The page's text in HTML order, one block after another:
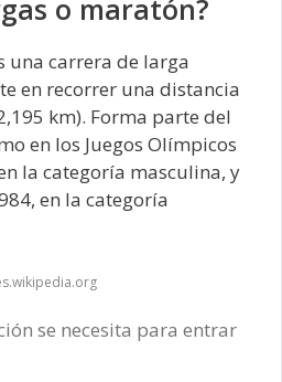
o maratón?
una carrera de larga
en recorrer una distancia
km). Forma parte del
en los Juegos Olímpicos
la categoría masculina, y
en la categoría
se necesita para entrar